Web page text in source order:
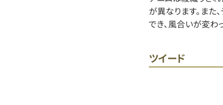
が異なります。また
でき、風合いが変わ
ツイード